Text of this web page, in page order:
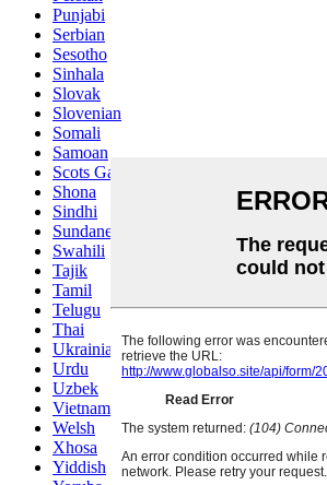
Punjabi
Serbian
Sesotho
Sinhala
Slovak
Slovenian
Somali
Samoan
Scots Gaelic
Shona
Sindhi
Sundanese
Swahili
Tajik
Tamil
Telugu
Thai
Ukrainian
Urdu
Uzbek
Vietnamese
Welsh
Xhosa
Yiddish